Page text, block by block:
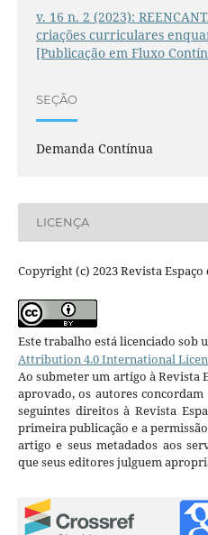
v. 16 n. 2 (2023):
criações curriculares
[Publicação em Fluxo
SEÇÃO
Demanda Contínua
LICENÇA
Copyright (c) 2023 Revista
Este trabalho está licenciado sob
Attribution 4.0 International
Ao submeter um artigo à Revista
aprovado, os autores
seguintes direitos à Revista
primeira publicação e a
artigo e seus metadados aos
que seus editores julguem